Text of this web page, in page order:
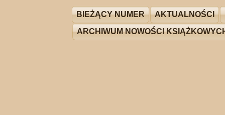
BIEŻĄCY NUMER AKTUALNOŚCI
ARCHIWUM NOWOŚCI